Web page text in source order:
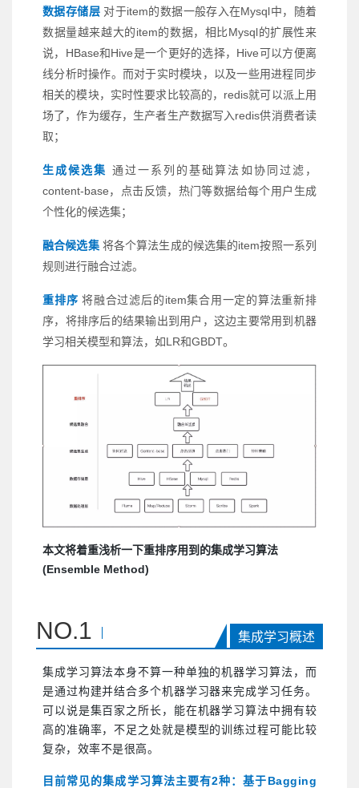
数据存储层 对于item的数据一般存入在Mysql中，随着
数据量越来越大的item的数据，相比Mysql的扩展性来
说，HBase和Hive是一个更好的选择，Hive可以方便离
线分析时操作。而对于实时模块，以及一些用进程同步
相关的模块，实时性要求比较高的，redis就可以派上用
场了，作为缓存，生产者生产数据写入redis供消费者读
取；
生成候选集 通过一系列的基础算法如协同过滤，
content-base，点击反馈，热门等数据给每个用户生成
个性化的候选集；
融合候选集 将各个算法生成的候选集的item按照一系列
规则进行融合过滤。
重排序 将融合过滤后的item集合用一定的算法重新排
序，将排序后的结果输出到用户，这边主要常用到机器
学习相关模型和算法，如LR和GBDT。
本文将着重浅析一下重排序用到的集成学习算法
(Ensemble Method)
NO.1 集成学习概述
集成学习算法本身不算一种单独的机器学习算法，而
是通过构建并结合多个机器学习器来完成学习任务。
可以说是集百家之所长，能在机器学习算法中拥有较
高的准确率，不足之处就是模型的训练过程可能比较
复杂，效率不是很高。
目前常见的集成学习算法主要有2种：基于Bagging